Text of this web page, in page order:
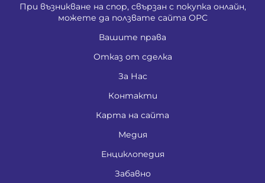
При възникване на спор, свързан с покупка онлайн,
можете да ползвате сайта ОРС
Вашите права
Отказ от сделка
За Нас
Контакти
Карта на сайта
Медия
Енциклопедия
Забавно